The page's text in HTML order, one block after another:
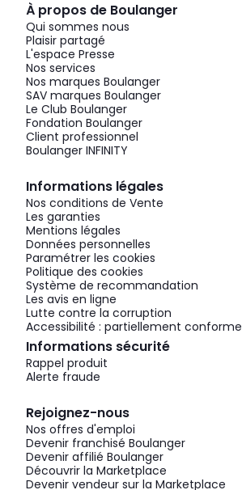
À propos de Boulanger
Qui sommes nous
Plaisir partagé
L'espace Presse
Nos services
Nos marques Boulanger
SAV marques Boulanger
Le Club Boulanger
Fondation Boulanger
Client professionnel
Boulanger INFINITY
Informations légales
Nos conditions de Vente
Les garanties
Mentions légales
Données personnelles
Paramétrer les cookies
Politique des cookies
Système de recommandation
Les avis en ligne
Lutte contre la corruption
Accessibilité : partiellement conforme
Informations sécurité
Rappel produit
Alerte fraude
Rejoignez-nous
Nos offres d'emploi
Devenir franchisé Boulanger
Devenir affilié Boulanger
Découvrir la Marketplace
Devenir vendeur sur la Marketplace